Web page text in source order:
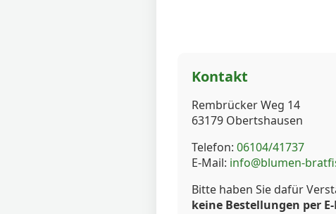
Kontakt
Rembrücker Weg 14
63179 Obertshausen
Telefon: 06104/41737
E-Mail: info@blumen-
Bitte haben Sie dafür
keine Bestellungen per